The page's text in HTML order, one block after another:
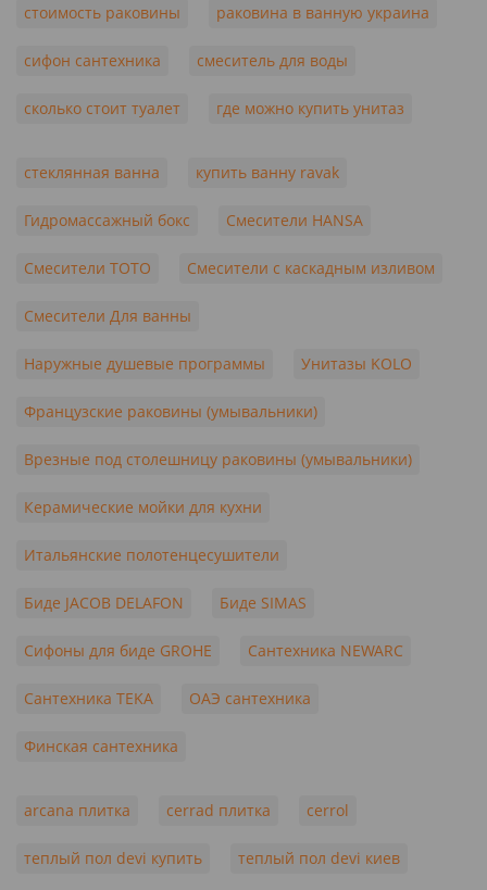
стоимость раковины раковина в ванную украина
сифон сантехника смеситель для воды
сколько стоит туалет где можно купить унитаз
стеклянная ванна купить ванну ravak
Гидромассажный бокс Смесители HANSA
Смесители TOTO Смесители с каскадным изливом
Смесители Для ванны
Наружные душевые программы Унитазы KOLO
Французские раковины (умывальники)
Врезные под столешницу раковины (умывальники)
Керамические мойки для кухни
Итальянские полотенцесушители
Биде JACOB DELAFON Биде SIMAS
Сифоны для биде GROHE Сантехника NEWARC
Сантехника TEKA ОАЭ сантехника
Финская сантехника
arcana плитка cerrad плитка cerrol
теплый пол devi купить теплый пол devi киев